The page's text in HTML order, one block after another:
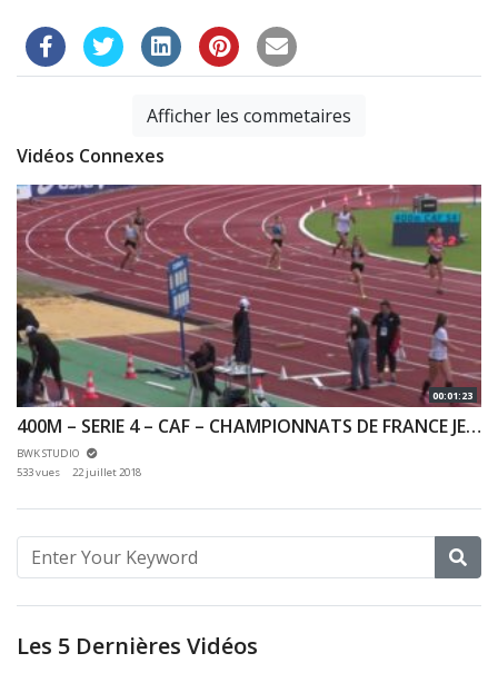
Afficher les commetaires
Vidéos Connexes
00:01:23
400M – SERIE 4 – CAF – CHAMPIONNATS DE FRANCE JEUNES CA JU – 20/07/2018 – BONDOUFLE
BWK STUDIO
533 vues
22 juillet 2018
Les 5 Dernières Vidéos